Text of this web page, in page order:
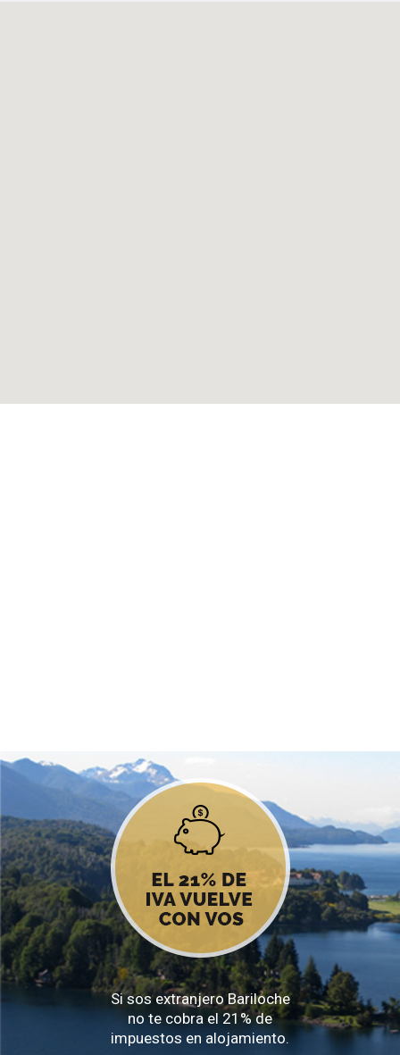
Si sos extranjero Bariloche
no te cobra el 21% de
impuestos en alojamiento.